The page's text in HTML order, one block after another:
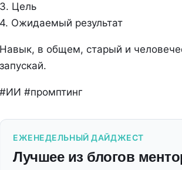
3. Цель
4. Ожидаемый результат
Навык, в общем, старый и
запускай.
#ИИ #промптинг
ЕЖЕНЕДЕЛЬНЫЙ ДАЙДЖЕСТ
Лучшее из блогов